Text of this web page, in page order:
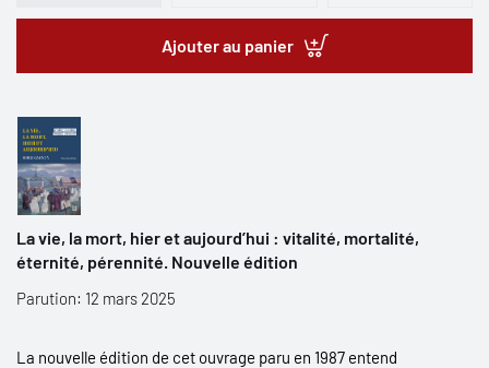
Ajouter au panier
La vie, la mort, hier et aujourd’hui : vitalité, mortalité,
éternité, pérennité. Nouvelle édition
Parution: 12 mars 2025
La nouvelle édition de cet ouvrage paru en 1987 entend